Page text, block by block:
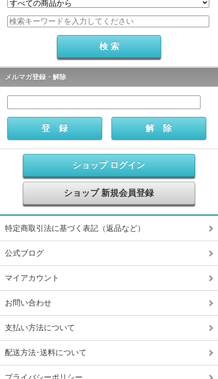
メルマガ登録・解除
ショップ ログイン
ショップ 新規会員登録
特定商取引法に基づく表記（返品など）
公式ブログ
マイアカウント
お問い合わせ
支払い方法について
配送方法･送料について